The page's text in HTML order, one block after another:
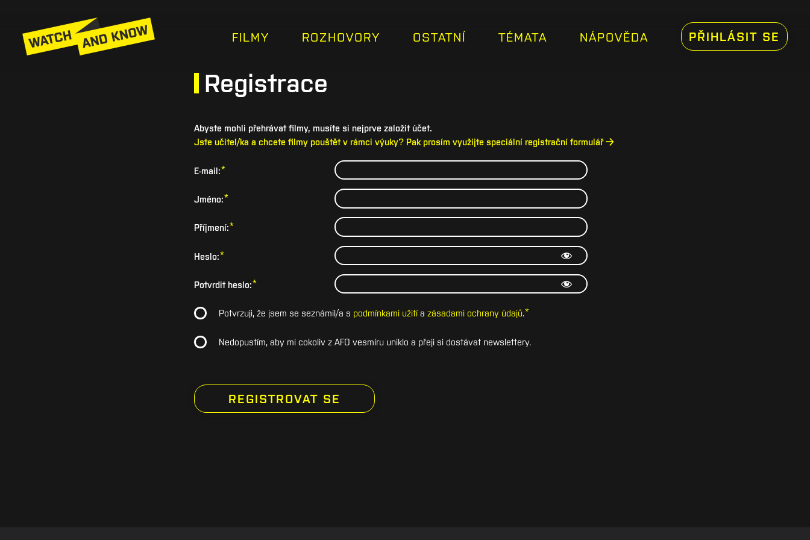
FILMY ROZHOVORY OSTATNÍ TÉMATA NÁPOVĚDA PŘIHLÁSIT SE
Registrace
Abyste mohli přehrávat filmy, musíte si nejprve založit účet.
Jste učitel/ka a chcete filmy pouštět v rámci výuky? Pak prosím využijte speciální registrační formulář →
E-mail:*
Jméno:*
Příjmení:*
Heslo:*
Potvrdit heslo:*
Potvrzuji, že jsem se seznámil/a s podmínkami užitía zásadami ochrany údajů.*
Nedopustím, aby mi cokoliv z AFO vesmíru uniklo a přeji si dostávat newslettery.